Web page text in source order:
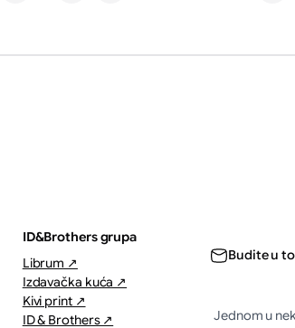
ID&Brothers grupa
Librum ↗
Izdavačka kuća ↗
Kivi print ↗
ID & Brothers ↗
Budite u
Jednom u